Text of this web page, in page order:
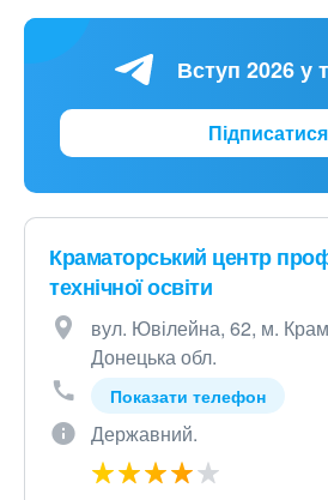
Вступ 2026 у
Підписатися
Краматорський центр
технічної освіти
вул. Ювілейна, 62, м.
Донецька обл.
Показати телефон
Державний.